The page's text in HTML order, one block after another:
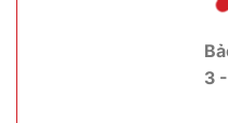
3